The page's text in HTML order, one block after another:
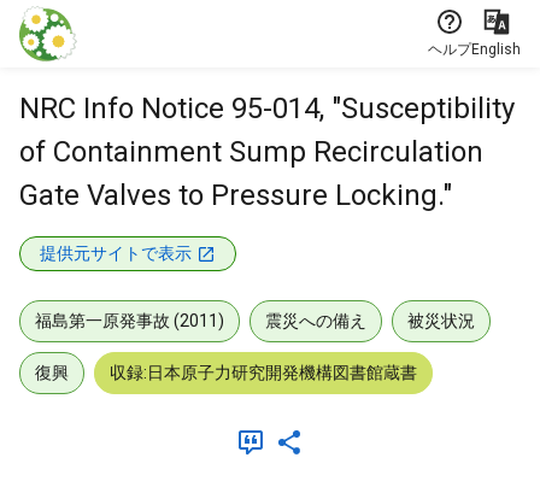
本文に飛ぶ
ヘルプEnglish
NRC Info Notice 95-014, "Susceptibility
of Containment Sump Recirculation
Gate Valves to Pressure Locking."
提供元サイトで表示
福島第一原発事故 (2011) 震災への備え 被災状況
復興 収録:日本原子力研究開発機構図書館蔵書